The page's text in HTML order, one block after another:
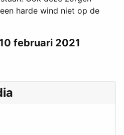
harde wind niet op de
februari 2021